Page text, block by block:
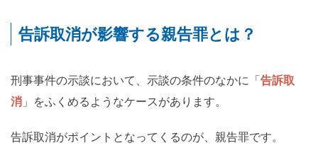
告訴取消が影響する親告罪とは？
刑事事件の示談において、示談の条件のなかに「 告訴取
消 」をふくめるようなケースがあります。
告訴取消がポイントとなってくるのが、親告罪です。